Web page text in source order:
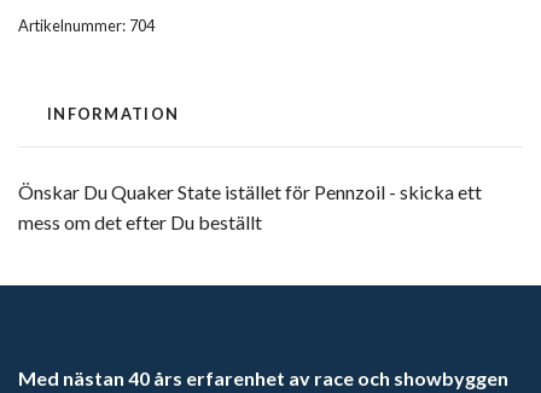
Artikelnummer: 704
INFORMATION
Önskar Du Quaker State istället för Pennzoil - skicka ett
mess om det efter Du beställt
Med nästan 40 års erfarenhet av race och showbyggen